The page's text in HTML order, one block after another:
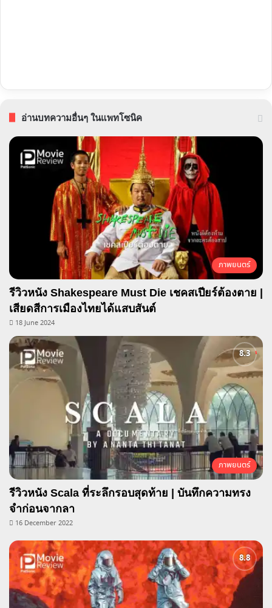
อ่านบทความอื่นๆ ในแพทโซนิค
ภาพยนตร์
รีวิวหนัง Shakespeare Must Die เชคสเปียร์ต้องตาย |
เสียดสีการเมืองไทยได้แสบสันต์
18 June 2024
ภาพยนตร์
รีวิวหนัง Scala ที่ระลึกรอบสุดท้าย | บันทึกความทรง
จำก่อนจากลา
16 December 2022